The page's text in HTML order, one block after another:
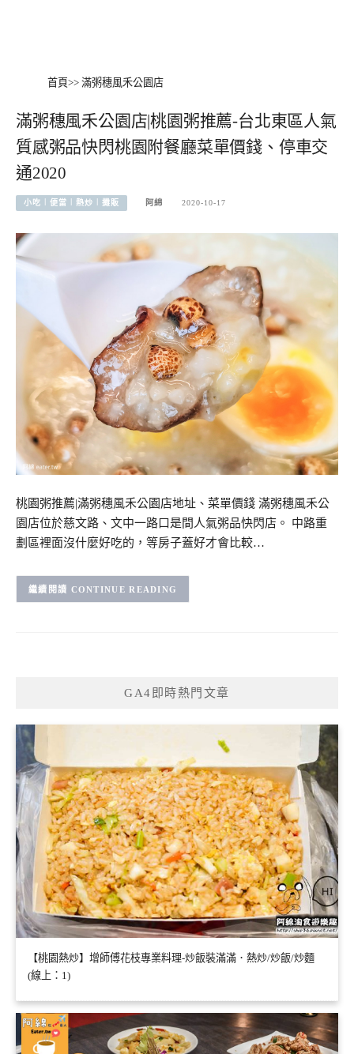
首頁>> 滿粥穗風禾公園店
滿粥穗風禾公園店|桃園粥推薦-台北東區人氣
質感粥品快閃桃園附餐廳菜單價錢、停車交
通2020
小吃︱便當︱熱炒︱攤販 阿綿 2020-10-17
桃園粥推薦|滿粥穗風禾公園店地址、菜單價錢 滿粥穗風禾公
園店位於慈文路、文中一路口是間人氣粥品快閃店。 中路重
劃區裡面沒什麼好吃的，等房子蓋好才會比較…
CONTINUE READING
GA4即時熱門文章
【桃園熱炒】增師傅花枝專業料理-炒飯裝滿滿．熱炒/炒飯/炒麵
(線上：1)